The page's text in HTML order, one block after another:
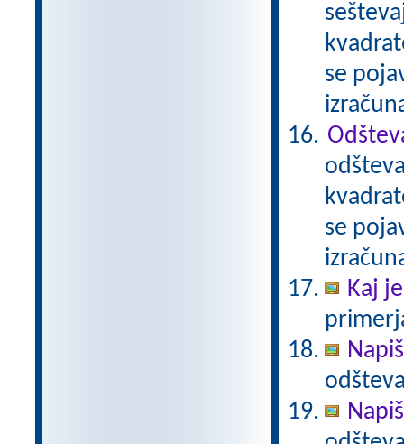
se
se
Kaj